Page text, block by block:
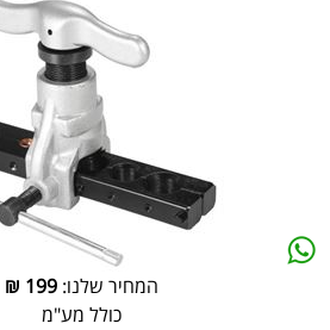
המחיר שלנו:199
₪
כולל מע"מ